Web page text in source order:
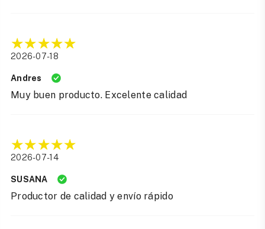
2026-07-18
Andres
Muy buen producto. Excelente calidad
2026-07-14
SUSANA
Productor de calidad y envío rápido